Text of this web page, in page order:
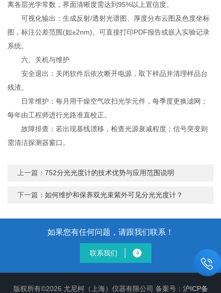
离各层光学常数，界面清晰度需达到95%以上置信度。
可视化输出：生成反射/透射光谱图、厚度分布云图及色度坐标
图，标注公差范围(如±2nm)。可直接打印PDF报告或嵌入实验记录
系统。
六、关机与维护
安全退出：关闭软件后依次断开电源，取下样品并清理样品台
残渣。
日常维护：每月用干燥空气吹扫光学元件，每季度更换滤网；
每年由工程师进行光路准直校正。
故障排查：若出现基线漂移，检查光源衰减程度；信号突变则
需清洁探测器窗口。
上一篇：752分光光度计的技术优势与应用范围说明
下一篇：如何维护和保养双光束紫外可见分光光度计？
如果您有任何问题，请跟我们联系！
联系我们
版权所有©2026 尤尼柯（上海）仪器有限公司 备案号： 沪ICP备